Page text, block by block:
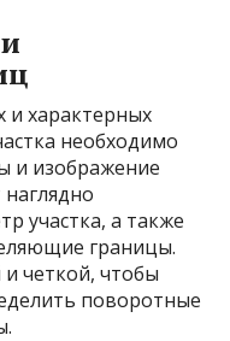
и характерных
необходимо
и изображение
участка, а также
границы.
четкой, чтобы
поворотные